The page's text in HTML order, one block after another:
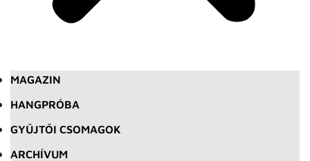
MAGAZIN
HANGPRÓBA
GYŰJTŐI CSOMAGOK
ARCHÍVUM